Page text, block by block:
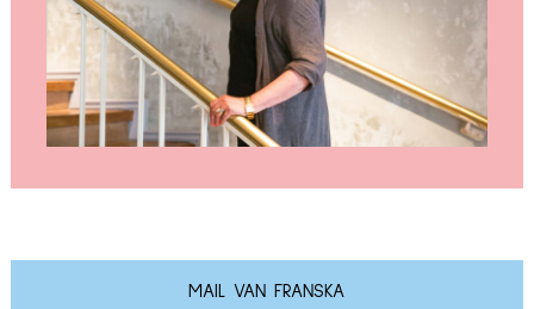
MAIL VAN FRANSKA